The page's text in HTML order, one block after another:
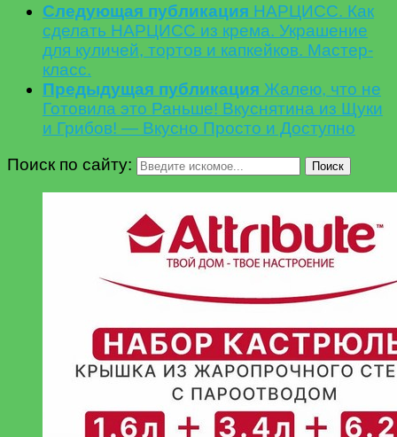
Следующая публикация НАРЦИСС. Как
сделать НАРЦИСС из крема. Украшение
для куличей, тортов и капкейков. Мастер-
класс.
Предыдущая публикация Жалею, что не
Готовила это Раньше! Вкуснятина из Щуки
и Грибов! — Вкусно Просто и Доступно
Поиск по сайту:
Поиск